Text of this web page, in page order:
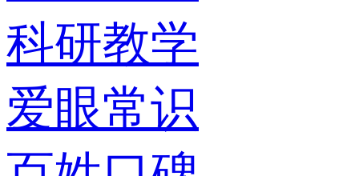
科研教学
爱眼常识